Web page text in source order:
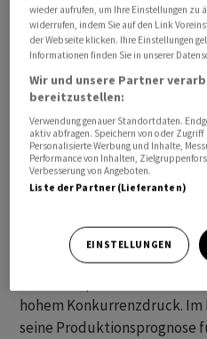
während Analysten mit
⁠Auch die Produktion blieb
den Schätzungen zurück.
Unternehmen Alexander De
Finanzchef und Raja
Technologievorstand. ⁠Der
ist Teil eines grösseren
angeschlagenen
übernommen.
‌hohem Konkurrenzdruck.
seine Produktionsprognose
wieder aufrufen, um Ihre Einstellungen zu
widerrufen, indem Sie auf den Link
der Webseite klicken. Ihre Einstellungen
Informationen finden Sie in unserer
Wir und unsere Partner
bereitzustellen:
Verwendung genauer Standortdaten.
aktiv abfragen. Speichern von oder
Personalisierte Werbung und Inhalte,
Performance von Inhalten,
Verbesserung von Angeboten.
Liste der Partner (Lieferanten)
EINSTELLUNGEN